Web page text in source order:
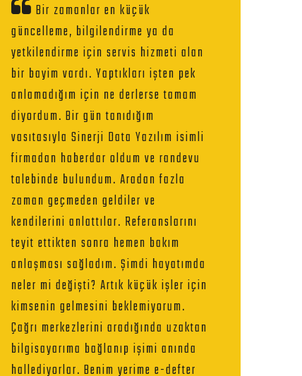
Bir zamanlar en küçük
güncelleme, bilgilendirme ya da
yetkilendirme için servis hizmeti alan
bir bayim vardı. Yaptıkları işten pek
anlamadığım için ne derlerse tamam
diyordum. Bir gün tanıdığım
vasıtasıyla Sinerji Data Yazılım isimli
firmadan haberdar oldum ve randevu
talebinde bulundum. Aradan fazla
zaman geçmeden geldiler ve
kendilerini anlattılar. Referanslarını
teyit ettikten sonra hemen bakım
anlaşması sağladım. Şimdi hayatımda
neler mi değişti? Artık küçük işler için
kimsenin gelmesini beklemiyorum.
Çağrı merkezlerini aradığında uzaktan
bilgisayarıma bağlanıp işimi anında
hallediyorlar. Benim yerime e-defter